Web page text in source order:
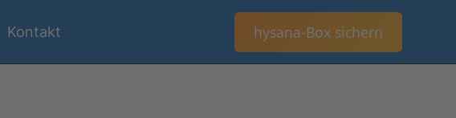
Kontakt hysana-Box sichern